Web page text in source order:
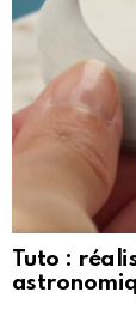
Tuto :